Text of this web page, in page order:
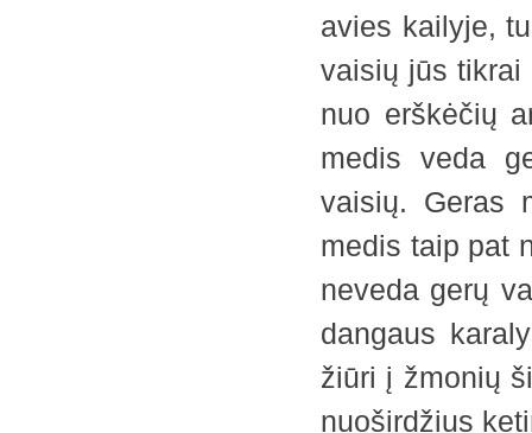
avies kailyje,
vaisių jūs tikrai
nuo erškėčių
medis veda
vaisių. Geras
medis taip pat
neveda gerų
dangaus
žiūri į žmonių
nuoširdžius